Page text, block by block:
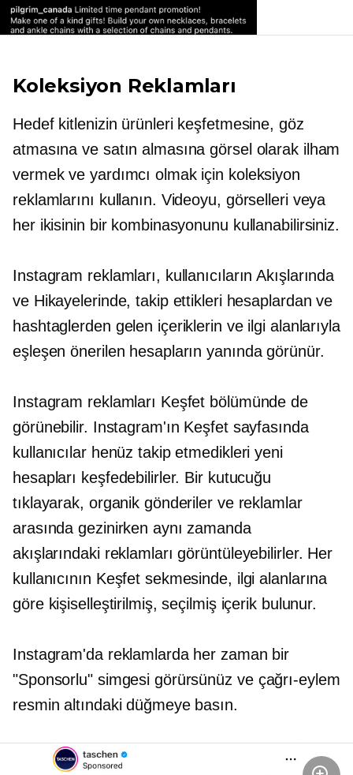
Koleksiyon Reklamları
Hedef kitlenizin ürünleri keşfetmesine, göz
atmasına ve satın almasına görsel olarak ilham
vermek ve yardımcı olmak için koleksiyon
reklamlarını kullanın. Videoyu, görselleri veya
her ikisinin bir kombinasyonunu kullanabilirsiniz.
Instagram reklamları, kullanıcıların Akışlarında
ve Hikayelerinde, takip ettikleri hesaplardan ve
hashtaglerden gelen içeriklerin ve ilgi alanlarıyla
eşleşen önerilen hesapların yanında görünür.
Instagram reklamları Keşfet bölümünde de
görünebilir. Instagram'ın Keşfet sayfasında
kullanıcılar henüz takip etmedikleri yeni
hesapları keşfedebilirler. Bir kutucuğu
tıklayarak, organik gönderiler ve reklamlar
arasında gezinirken aynı zamanda
akışlarındaki reklamları görüntüleyebilirler. Her
kullanıcının Keşfet sekmesinde, ilgi alanlarına
göre kişiselleştirilmiş, seçilmiş içerik bulunur.
Instagram'da reklamlarda her zaman bir
"Sponsorlu" simgesi görürsünüz ve çağrı-eylem
resmin altındaki düğmeye basın.